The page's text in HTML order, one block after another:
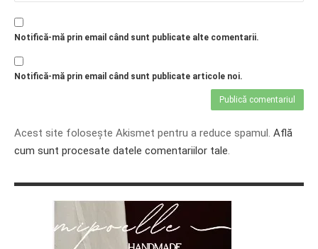
Notifică-mă prin email când sunt publicate alte comentarii.
Notifică-mă prin email când sunt publicate articole noi.
Acest site folosește Akismet pentru a reduce spamul. Află
cum sunt procesate datele comentariilor tale.